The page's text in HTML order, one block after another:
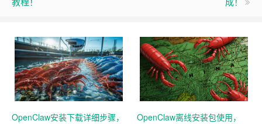
OpenClaw安装下载详细步骤，
OpenClaw离线安装包使用，